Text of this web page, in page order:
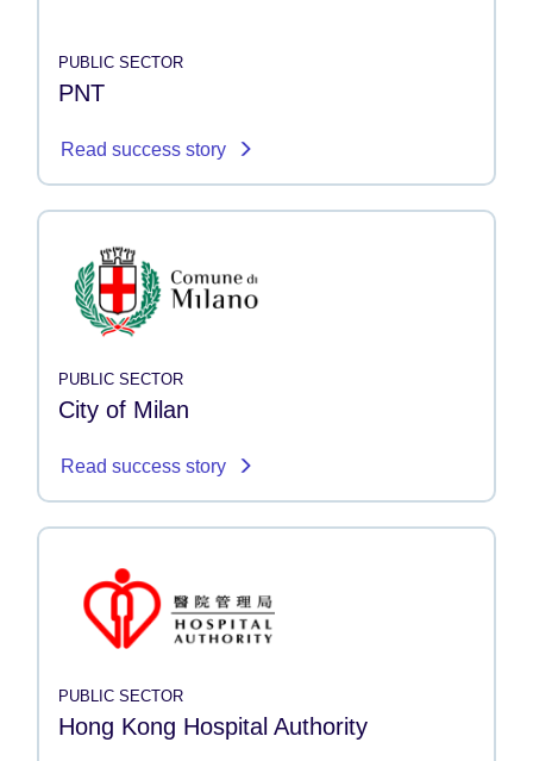
PUBLIC SECTOR
PNT
Read success story
PUBLIC SECTOR
City of Milan
Read success story
PUBLIC SECTOR
Hong Kong Hospital Authority